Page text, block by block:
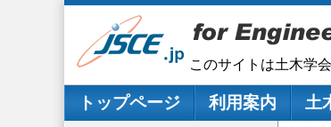
このサイトは土木学
メインナビゲーション
トップページ 利用案内 土